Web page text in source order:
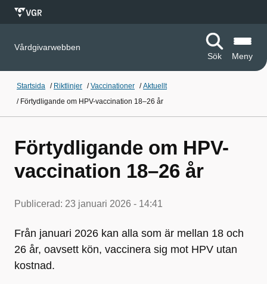
Vårdgivarwebben
Sök
Meny
Startsida / Riktlinjer /Vaccinationer /Aktuellt
/ Förtydligande om HPV-vaccination 18–26 år
Förtydligande om HPV-
vaccination 18–26 år
Publicerad: 23 januari 2026 - 14:41
Från januari 2026 kan alla som är mellan 18 och
26 år, oavsett kön, vaccinera sig mot HPV utan
kostnad.